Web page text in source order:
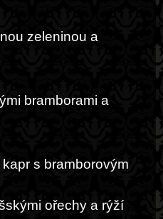
zeleninou a
bramborami a
s bramborovým
ořechy a rýží